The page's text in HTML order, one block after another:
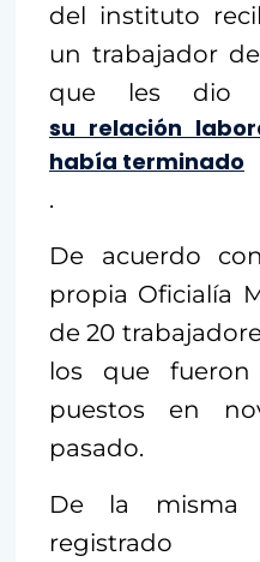
del instituto
un trabajador
que les dio
su relación
había terminado
.
De acuerdo
propia Oficialía
de 20
los que
puestos en
pasado.
De la misma
registrado